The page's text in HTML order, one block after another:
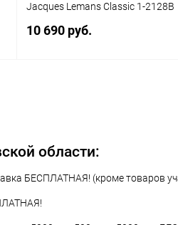
Jacques Lemans Classic 1-2128B
10 690 руб.
В избранное
области:
БЕСПЛАТНАЯ! (кроме товаров